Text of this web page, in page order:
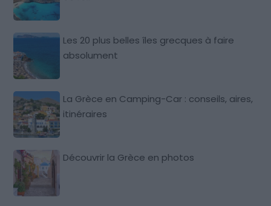
Les 20 plus belles îles grecques à faire
absolument
La Grèce en Camping-Car : conseils, aires,
itinéraires
Découvrir la Grèce en photos